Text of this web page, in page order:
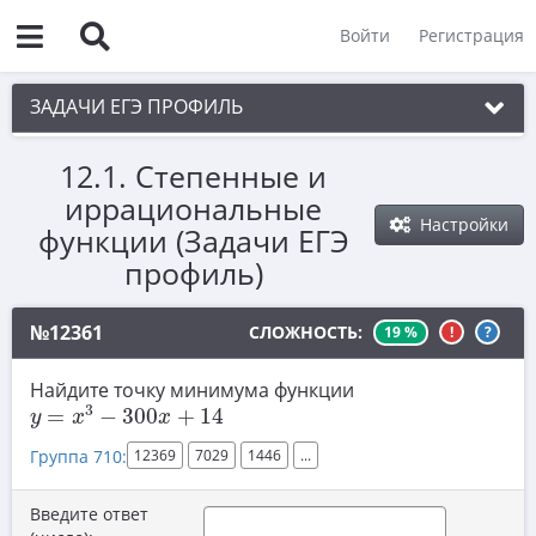
Войти Регистрация
ЗАДАЧИ ЕГЭ ПРОФИЛЬ
1. Планиметрия
2. Векторы
3. Стереометрия
4. Классическое определение вероятности
5. Теория вероятностей
6. Уравнения
7. Нахождение значений выражений
8. Производная
9. Задачи прикладного содержания
Настройки
12.1. Степенные и
иррациональные
функции (Задачи ЕГЭ
профиль)
№12361 СЛОЖНОСТЬ: 19 % ! ?
Найдите точку минимума функции
y = x3 − 300x + 14
y=x3−300x+14
Группа 710: 12369 7029 1446 ...
Введите ответ